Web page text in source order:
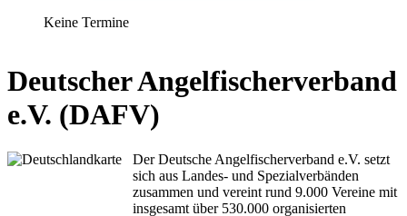
Keine Termine
Deutscher Angelfischerverband
e.V. (DAFV)
Der Deutsche Angelfischerverband e.V. setzt
sich aus Landes- und Spezialverbänden
zusammen und vereint rund 9.000 Vereine mit
insgesamt über 530.000 organisierten